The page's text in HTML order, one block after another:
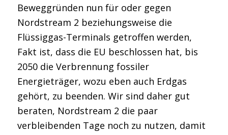
Beweggründen nun für oder gegen
Nordstream 2 beziehungsweise die
Flüssiggas-Terminals getroffen werden,
Fakt ist, dass die EU beschlossen hat, bis
2050 die Verbrennung fossiler
Energieträger, wozu eben auch Erdgas
gehört, zu beenden. Wir sind daher gut
beraten, Nordstream 2 die paar
verbleibenden Tage noch zu nutzen, damit